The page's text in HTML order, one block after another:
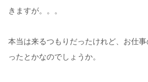
きますが。。。
本当は来るつもりだったけれど、お仕
ったとかなのでしょうか。